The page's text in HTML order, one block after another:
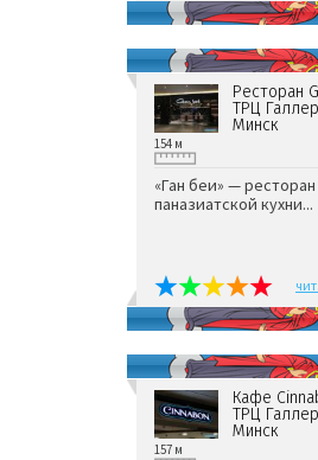
Ресторан
ТРЦ
Минск
154 м
«Ган беи» — ресторан
паназиатской кухни...
Кафе
ТРЦ
Минск
157 м